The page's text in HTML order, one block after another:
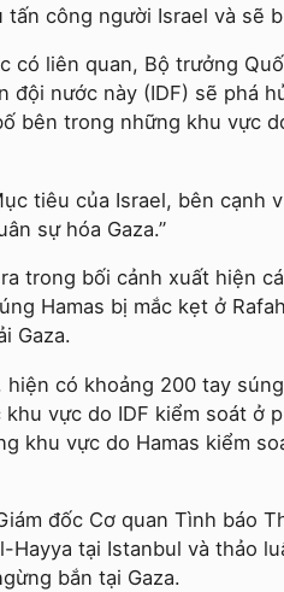
công người Israel và sẽ
có liên quan, Bộ trưởng
đội nước này (IDF) sẽ phá
bên trong những khu vực
tiêu của Israel, bên cạnh
sự hóa Gaza.”
trong bối cảnh xuất hiện
Hamas bị mắc kẹt ở
Gaza.
có khoảng 200 tay
vực do IDF kiểm soát ở
khu vực do Hamas kiểm
đốc Cơ quan Tình báo
Hayya tại Istanbul và thảo
bắn tại Gaza.